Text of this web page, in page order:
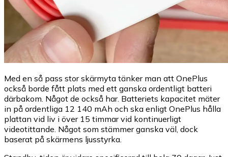
Med en så pass stor skärmyta tänker man att OnePlus
också borde fått plats med ett ganska ordentligt batteri
därbakom. Något de också har. Batteriets kapacitet mäter
in på ordentliga 12 140 mAh och ska enligt OnePlus hålla
plattan vid liv i över 15 timmar vid kontinuerligt
videotittande. Något som stämmer ganska väl, dock
baserat på skärmens ljusstyrka.